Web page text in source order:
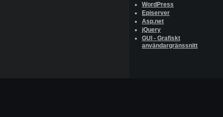
WordPress
Episerver
Asp.net
jQuery
GUI - Grafiskt
användargränssnitt